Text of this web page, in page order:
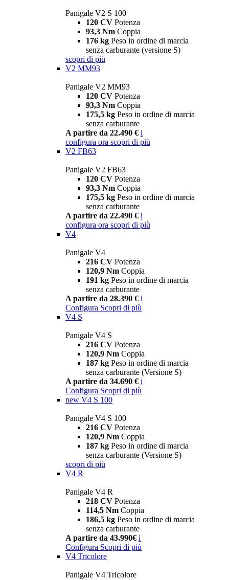
Panigale V2 S 100
120 CV Potenza
93,3 Nm Coppia
176 kg Peso in ordine di marcia
senza carburante (versione S)
scopri di più
V2 MM93
Panigale V2 MM93
120 CV Potenza
93,3 Nm Coppia
175,5 kg Peso in ordine di marcia
senza carburante
A partire da 22.490 € i
configura ora scopri di più
V2 FB63
Panigale V2 FB63
120 CV Potenza
93,3 Nm Coppia
175,5 kg Peso in ordine di marcia
senza carburante
A partire da 22.490 € i
configura ora scopri di più
V4
Panigale V4
216 CV Potenza
120,9 Nm Coppia
191 kg Peso in ordine di marcia
senza carburante
A partire da 28.390 € i
Configura Scopri di più
V4 S
Panigale V4 S
216 CV Potenza
120,9 Nm Coppia
187 kg Peso in ordine di marcia
senza carburante (Versione S)
A partire da 34.690 € i
Configura Scopri di più
new V4 S 100
Panigale V4 S 100
216 CV Potenza
120,9 Nm Coppia
187 kg Peso in ordine di marcia
senza carburante (Versione S)
scopri di più
V4 R
Panigale V4 R
218 CV Potenza
114,5 Nm Coppia
186,5 kg Peso in ordine di marcia
senza carburante
A partire da 43.990€ i
Configura Scopri di più
V4 Tricolore
Panigale V4 Tricolore